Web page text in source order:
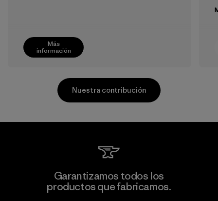
Más
información
Greentech Headgear Company
Limited - Chau Duc
Nuestra contribución
Garantizamos todos los
productos que fabricamos.